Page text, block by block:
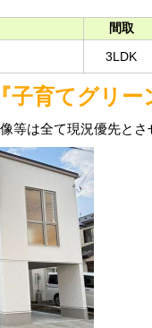
間取
3LDK
子育てグリ
等は全て現況優先と